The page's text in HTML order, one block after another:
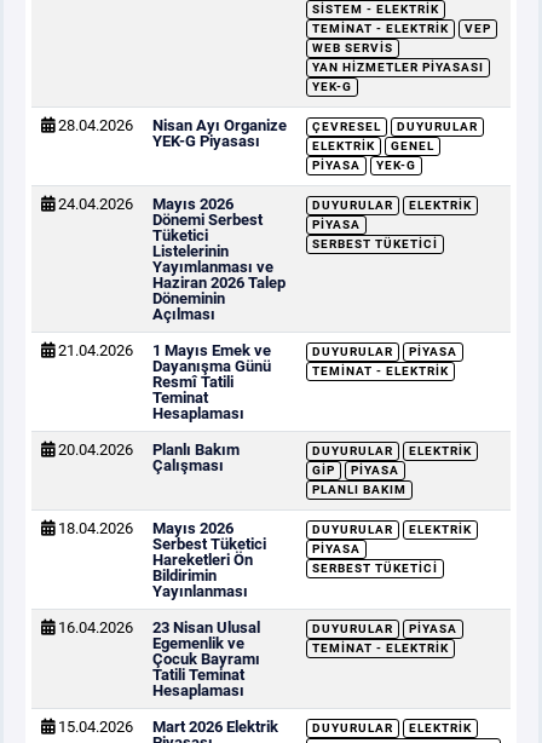
SISTEM - ELEKTRIK
TEMINAT - ELEKTRIK
VEP
WEB SERVIS
YAN HIZMETLER PIYASASI
YEK-G
28.04.2026
Nisan Ayı Organize
YEK-G Piyasası
ÇEVRESEL
DUYURULAR
ELEKTRIK
GENEL
PIYASA
YEK-G
24.04.2026
Mayıs 2026
Dönemi Serbest
Tüketici
Listelerinin
Yayımlanması ve
Haziran 2026 Talep
Döneminin
Açılması
DUYURULAR
ELEKTRIK
PIYASA
SERBEST TÜKETICI
21.04.2026
1 Mayıs Emek ve
Dayanışma Günü
Resmî Tatili
Teminat
Hesaplaması
DUYURULAR
PIYASA
TEMINAT - ELEKTRIK
20.04.2026
Planlı Bakım
Çalışması
DUYURULAR
ELEKTRIK
GİP
PIYASA
PLANLI BAKIM
18.04.2026
Mayıs 2026
Serbest Tüketici
Hareketleri Ön
Bildirimin
Yayınlanması
DUYURULAR
ELEKTRIK
PIYASA
SERBEST TÜKETICI
16.04.2026
23 Nisan Ulusal
Egemenlik ve
Çocuk Bayramı
Tatili Teminat
Hesaplaması
DUYURULAR
PIYASA
TEMINAT - ELEKTRIK
15.04.2026
Mart 2026 Elektrik
DUYURULAR
ELEKTRIK